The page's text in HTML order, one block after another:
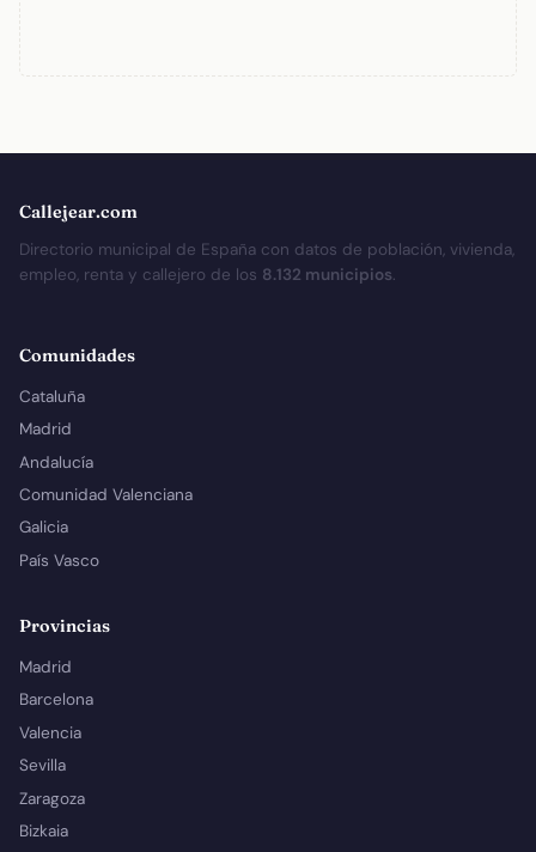
Callejear.com
Directorio municipal de España con datos de población, vivienda,
empleo, renta y callejero de los 8.132 municipios.
Comunidades
Cataluña
Madrid
Andalucía
Comunidad Valenciana
Galicia
País Vasco
Provincias
Madrid
Barcelona
Valencia
Sevilla
Zaragoza
Bizkaia